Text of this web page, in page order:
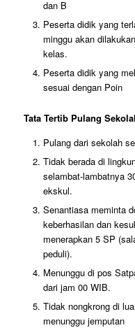
dan B
Peserta didik yang
minggu akan
kelas.
Peserta didik yang
sesuai dengan Poin
Tata Tertib Pulang
Pulang dari sekolah
Tidak berada di
selambat-lambatnya
ekskul.
Senantiasa meminta
keberhasilan dan
menerapkan 5 SP
peduli).
Menunggu di pos
dari jam 00 WIB.
Tidak nongkrong di
menunggu jemputan